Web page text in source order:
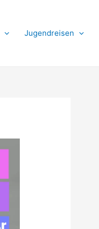
Jugendreisen